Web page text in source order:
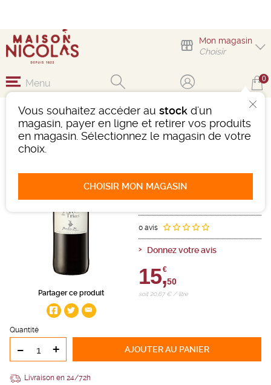
Mon magasin
Choisir
Vous souhaitez accéder au stock d'un
magasin, payer en ligne et retirer vos produits
en magasin. Sélectionnez le magasin de votre
choix.
CHOISIR MON MAGASIN
Menu 0
Partager ce produit
BANDOL LA ROQUE
"TERRE DU TRIAS"
0 avis
Donnez votre avis
15,
€
50
soit 20,67 € / litre
Quantité
- + AJOUTERAU PANIER
Livraison en 24/72h